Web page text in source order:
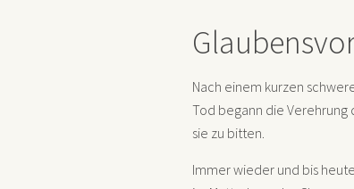
Nach einem kurzen
Tod begann die Verehrung
sie zu bitten.
Immer wieder und bis